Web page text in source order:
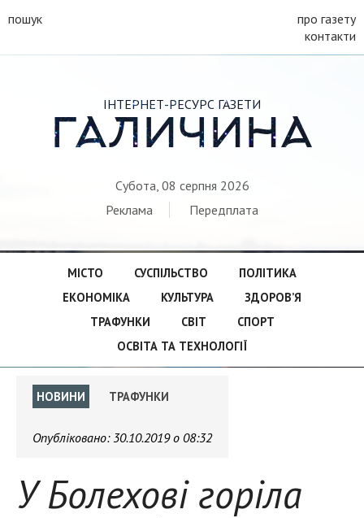
пошук
про газету
контакти
ІНТЕРНЕТ-РЕСУРС ГАЗЕТИ
ГАЛИЧИНА
Субота, 08 серпня 2026
Реклама
Передплата
МІСТО СУСПІЛЬСТВО
ПОЛІТИКА
ЕКОНОМІКА
КУЛЬТУРА
ЗДОРОВ’Я
ТРАФУНКИ
СВІТ
СПОРТ
ОСВІТА ТА ТЕХНОЛОГІЇ
НОВИНИ ТРАФУНКИ
Опубліковано:30.10.2019 о 08:32
У Болехові горіла